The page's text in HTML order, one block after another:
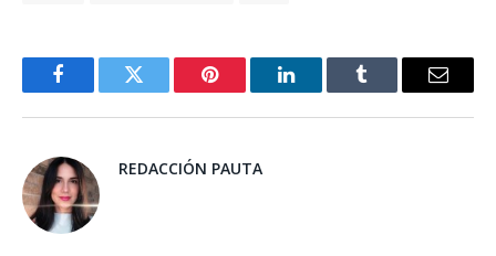
FacebookTwitter Pinterest LinkedInTumblr Email
REDACCIÓN PAUTA